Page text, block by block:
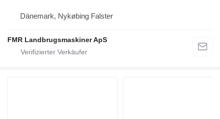
Dänemark, Nykøbing Falster
FMR Landbrugsmaskiner ApS